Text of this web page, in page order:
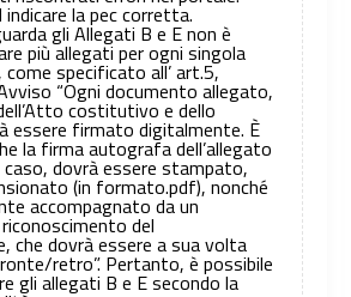
la pec corretta.
gli Allegati B e E non è
più allegati per ogni singola
specificato all’ art.5,
“Ogni documento allegato,
costitutivo e dello
essere firmato digitalmente. È
la firma autografa dell’allegato
dovrà essere stampato,
(in formato.pdf), nonché
accompagnato da un
del
dovrà essere a sua volta
retro”. Pertanto, è possibile
gli allegati B e E secondo la